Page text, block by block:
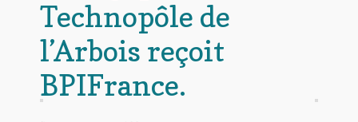
Veillemag
Veille de Mathieu
Qui sommes-nous ?
Technopôle de
l’Arbois reçoit
BPIFrance.